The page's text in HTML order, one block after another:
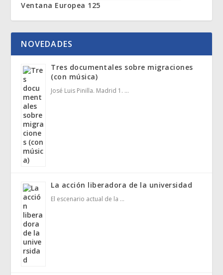
Ventana Europea 125
NOVEDADES
Tres documentales sobre migraciones
(con música)
José Luis Pinilla. Madrid 1. …
La acción liberadora de la universidad
El escenario actual de la …